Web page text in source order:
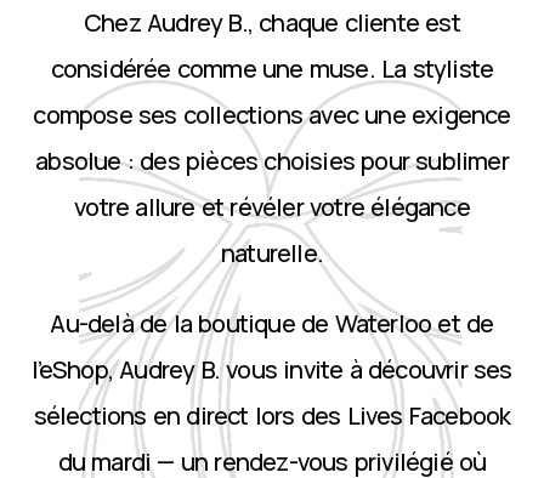
Chez Audrey B., chaque cliente est
considérée comme une muse. La styliste
compose ses collections avec une exigence
absolue : des pièces choisies pour sublimer
votre allure et révéler votre élégance
naturelle.
Au-delà de la boutique de Waterloo et de
l’eShop, Audrey B. vous invite à découvrir ses
sélections en direct lors des Lives Facebook
du mardi — un rendez-vous privilégié où